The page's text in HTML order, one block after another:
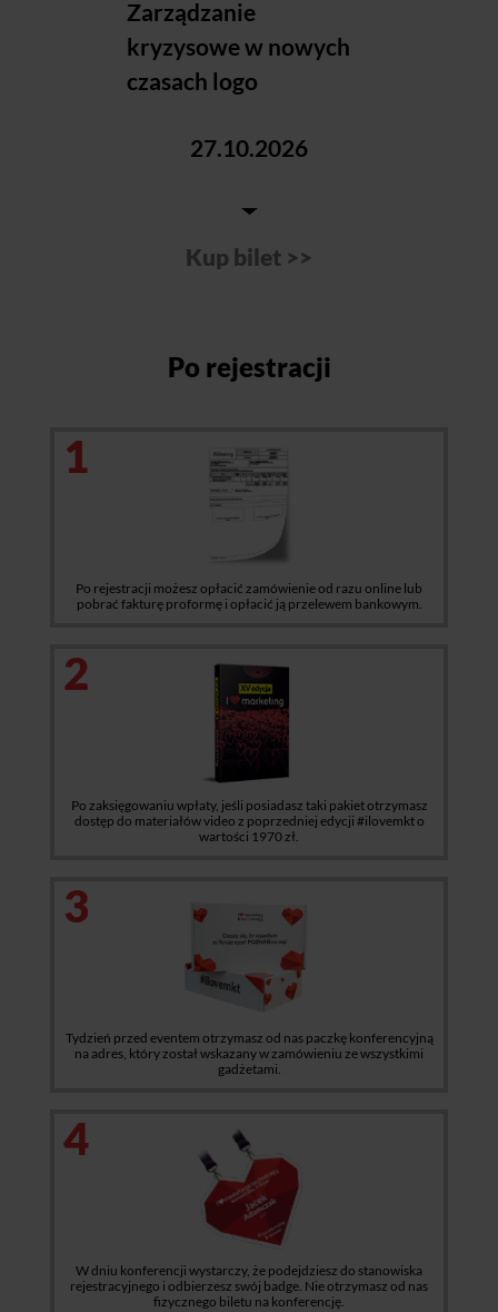
Po rejestracji
1
Po rejestracji możesz opłacić zamówienie od razu online lub
pobrać fakturę proformę i opłacić ją przelewem bankowym.
2
Po zaksięgowaniu wpłaty, jeśli posiadasz taki pakiet otrzymasz
dostęp do materiałów video z poprzedniej edycji #ilovemkt o
wartości 1970 zł.
3
Tydzień przed eventem otrzymasz od nas paczkę konferencyjną
na adres, który został wskazany w zamówieniu ze wszystkimi
gadżetami.
4
W dniu konferencji wystarczy, że podejdziesz do stanowiska
rejestracyjnego i odbierzesz swój badge. Nie otrzymasz od nas
fizycznego biletu na konferencję.